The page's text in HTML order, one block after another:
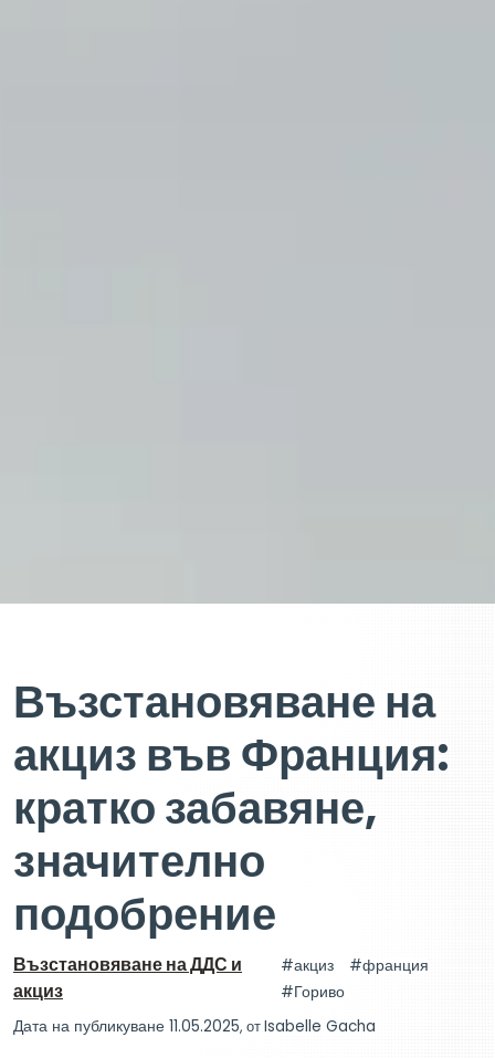
Възстановяване на
акциз във Франция:
кратко забавяне,
значително
подобрение
Възстановяване на ДДС и
акциз
акциз
франция
Гориво
Дата на публикуване 11.05.2025, отIsabelle Gacha